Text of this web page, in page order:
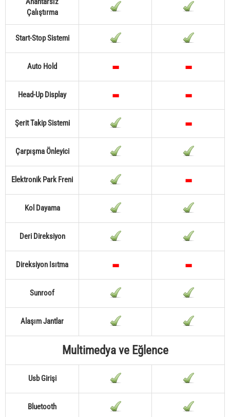
Çalıştırma
Start-Stop Sistemi
Auto Hold
Head-Up Display
Şerit Takip Sistemi
Çarpışma Önleyici
Elektronik Park Freni
Kol Dayama
Deri Direksiyon
Direksiyon Isıtma
Sunroof
Alaşım Jantlar
Multimedya ve Eğlence
Usb Girişi
Bluetooth